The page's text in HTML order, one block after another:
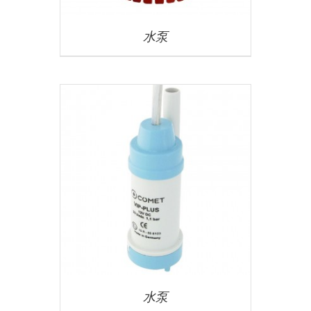
水泵
水泵